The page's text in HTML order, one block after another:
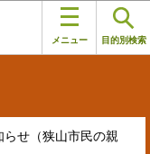
メニュー 目的別検索
らせ（狭山市民の親